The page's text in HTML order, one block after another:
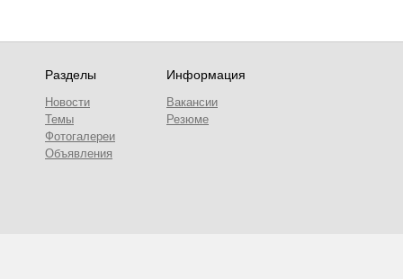
Разделы
Новости
Темы
Фотогалереи
Объявления
Информация
Вакансии
Резюме